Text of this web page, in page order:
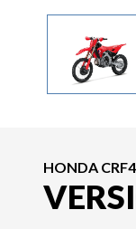
HONDA